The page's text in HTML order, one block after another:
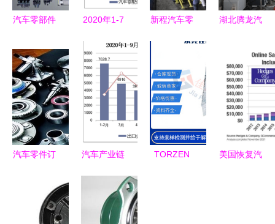
汽车零部件
驱动汽车工
业的核心力
量
2020年1-7
零配件出口
概况 挑战
与机遇并存
新程汽车零
推汽车制造
产业升级
湖北腾龙汽
为引擎，锻
造汽车零部
件产业硬核
实力
汽车零件订
口额激增背
后的全球抢
汽车产业链
部件企业
机遇、挑战
TORZEN
美国恢复汽